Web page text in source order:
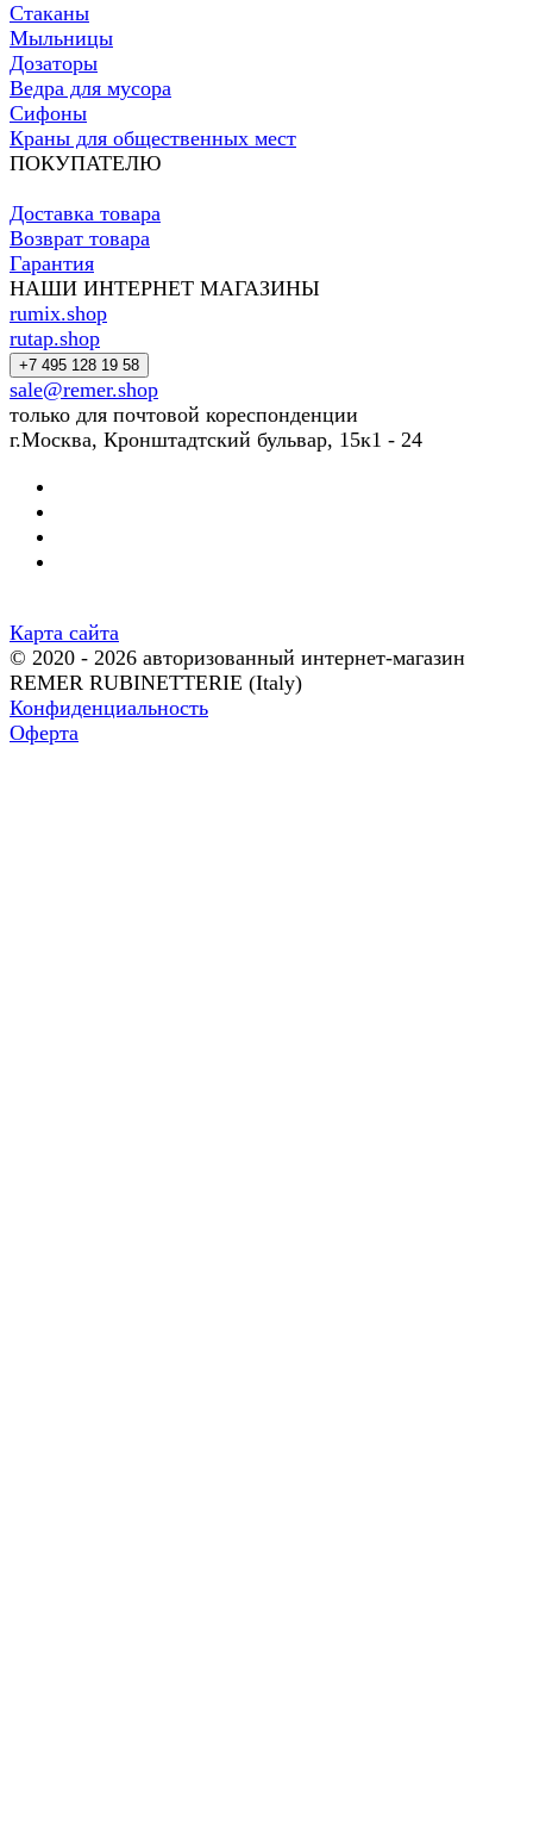
Стаканы
Мыльницы
Дозаторы
Ведра для мусора
Сифоны
Краны для общественных мест
ПОКУПАТЕЛЮ
Доставка товара
Возврат товара
Гарантия
НАШИ ИНТЕРНЕТ МАГАЗИНЫ
rumix.shop
rutap.shop
+7 495 128 19 58
sale@remer.shop
только для почтовой кореспонденции
г.Москва, Кронштадтский бульвар, 15к1 - 24
Карта сайта
© 2020 - 2026 авторизованный интернет-магазин
REMER RUBINETTERIE (Italy)
Конфиденциальность
Оферта